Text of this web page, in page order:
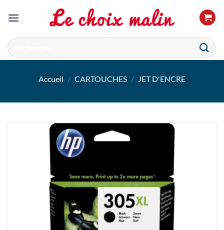
Recherche
pour :
Accueil / CARTOUCHES / JET D'ENCRE